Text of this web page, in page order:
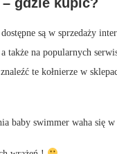
są w sprzedaży
także na popularnych
te kołnierze w
baby swimmer waha się w